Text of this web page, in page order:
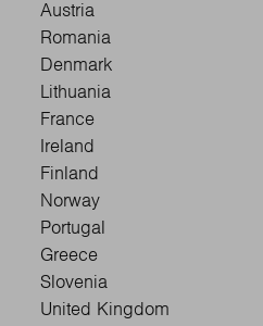
Austria
Romania
Denmark
Lithuania
France
Ireland
Finland
Norway
Portugal
Greece
Slovenia
United Kingdom